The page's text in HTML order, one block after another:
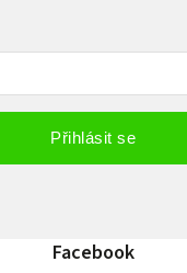
Přihlásit se
Facebook